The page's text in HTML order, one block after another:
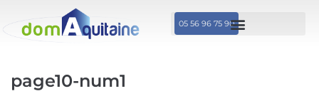
05 56 96 75 90
page10-num1